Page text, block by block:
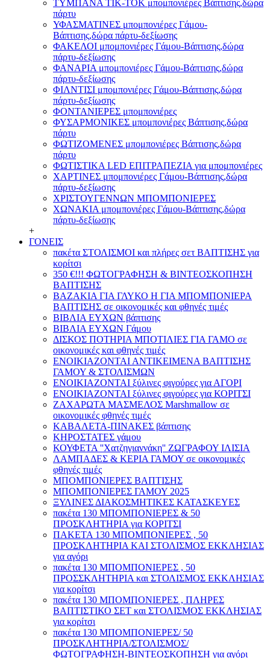
ΤΥΜΠΑΝΑ ΤΙΚ-ΤΟΚ μπομπονιέρες Βάπτισης,δώρα
πάρτυ
ΥΦΑΣΜΑΤΙΝΕΣ μπομπονιέρες Γάμου-
Βάπτισης,δώρα πάρτυ-δεξίωσης
ΦΑΚΕΛΟΙ μπομπονιέρες Γάμου-Βάπτισης,δώρα
πάρτυ-δεξίωσης
ΦΑΝΑΡΙΑ μπομπονιέρες Γάμου-Βάπτισης,δώρα
πάρτυ-δεξίωσης
ΦΙΛΝΤΙΣΙ μπομπονιέρες Γάμου-Βάπτισης,δώρα
πάρτυ-δεξίωσης
ΦΟΝΤΑΝΙΕΡΕΣ μπομπονιέρες
ΦΥΣΑΡΜΟΝΙΚΕΣ μπομπονιέρες Βάπτισης,δώρα
πάρτυ
ΦΩΤΙΖΟΜΕΝΕΣ μπομπονιέρες Βάπτισης,δώρα
πάρτυ
ΦΩΤΙΣΤΙΚΑ LED ΕΠΙΤΡΑΠΕΖΙΑ για μπομπονιέρες
ΧΑΡΤΙΝΕΣ μπομπονιέρες Γάμου-Βάπτισης,δώρα
πάρτυ-δεξίωσης
ΧΡΙΣΤΟΥΓΕΝΝΩΝ ΜΠΟΜΠΟΝΙΕΡΕΣ
ΧΩΝΑΚΙΑ μπομπονιέρες Γάμου-Βάπτισης,δώρα
πάρτυ-δεξίωσης
+
ΓΟΝΕΙΣ
πακέτα ΣΤΟΛΙΣΜΟΙ και πλήρες σετ ΒΑΠΤΙΣΗΣ για
κορίτσι
350 €!!! ΦΩΤΟΓΡΑΦΗΣΗ & ΒΙΝΤΕΟΣΚΟΠΗΣΗ
ΒΑΠΤΙΣΗΣ
ΒΑΖΑΚΙΑ ΓΙΑ ΓΛΥΚΟ Η ΓΙΑ ΜΠΟΜΠΟΝΙΕΡΑ
ΒΑΠΤΙΣΗΣ σε οικονομικές και φθηνές τιμές
ΒΙΒΛΙΑ ΕΥΧΩΝ βάπτισης
ΒΙΒΛΙΑ ΕΥΧΩΝ Γάμου
ΔΙΣΚΟΣ ΠΟΤΗΡΙΑ ΜΠΟΤΙΛΙΕΣ ΓΙΑ ΓΑΜΟ σε
οικονομικές και φθηνές τιμές
ΕΝΟΙΚΙΑΖΟΝΤΑΙ ΑΝΤΙΚΕΙΜΕΝΑ ΒΑΠΤΙΣΗΣ
ΓΑΜΟΥ & ΣΤΟΛΙΣΜΩΝ
ΕΝΟΙΚΙΑΖΟΝΤΑΙ ξύλινες φιγούρες για ΑΓΟΡΙ
ΕΝΟΙΚΙΑΖΟΝΤΑΙ ξύλινες φιγούρες για ΚΟΡΙΤΣΙ
ΖΑΧΑΡΩΤΑ ΜΑΣΜΕΛΟΣ Marshmallow σε
οικονομικές φθηνές τιμές
ΚΑΒΑΛΕΤΑ-ΠΙΝΑΚΕΣ βάπτισης
ΚΗΡΟΣΤΑΤΕΣ γάμου
ΚΟΥΦΕΤΑ ''Χατζηγιαννάκη'' ΖΩΓΡΑΦΟΥ ΙΛΙΣΙΑ
ΛΑΜΠΑΔΕΣ & ΚΕΡΙΑ ΓΑΜΟΥ σε οικονομικές
φθηνές τιμές
ΜΠΟΜΠΟΝΙΕΡΕΣ ΒΑΠΤΙΣΗΣ
ΜΠΟΜΠΟΝΙΕΡΕΣ ΓΑΜΟΥ 2025
ΞΥΛΙΝΕΣ ΔΙΑΚΟΣΜΗΤΙΚΕΣ ΚΑΤΑΣΚΕΥΕΣ
πακέτα 130 ΜΠΟΜΠΟΝΙΕΡΕΣ & 50
ΠΡΟΣΚΛΗΤΗΡΙΑ για ΚΟΡΙΤΣΙ
ΠΑΚΕΤΑ 130 ΜΠΟΜΠΟΝΙΕΡΕΣ , 50
ΠΡΟΣΚΛΗΤΗΡΙΑ ΚΑΙ ΣΤΟΛΙΣΜΟΣ ΕΚΚΛΗΣΙΑΣ
για αγόρι
πακέτα 130 ΜΠΟΜΠΟΝΙΕΡΕΣ , 50
ΠΡΟΣΣΚΛΗΤΗΡΙΑ και ΣΤΟΛΙΣΜΟΣ ΕΚΚΛΗΣΙΑΣ
για κορίτσι
πακέτα 130 ΜΠΟΜΠΟΝΙΕΡΕΣ , ΠΛΗΡΕΣ
ΒΑΠΤΙΣΤΙΚΟ ΣΕΤ και ΣΤΟΛΙΣΜΟΣ ΕΚΚΛΗΣΙΑΣ
για κορίτσι
πακέτα 130 ΜΠΟΜΠΟΝΙΕΡΕΣ/ 50
ΠΡΟΣΚΛΗΤΗΡΙΑ/ΣΤΟΛΙΣΜΟΣ/
ΦΩΤΟΓΡΑΦΗΣΗ-ΒΙΝΤΕΟΣΚΟΠΗΣΗ για αγόρι